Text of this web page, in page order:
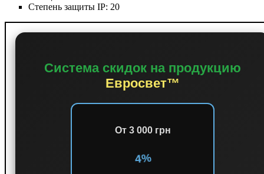
Степень защиты IP: 20
Система скидок на продукцию
Евросвет™
От 3 000 грн
4%